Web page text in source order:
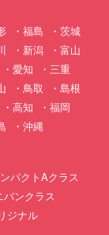
福島
茨城
新潟
富山
愛知
三重
鳥取
島根
高知
福岡
沖縄
パクトAクラス
バンクラス
ジナル